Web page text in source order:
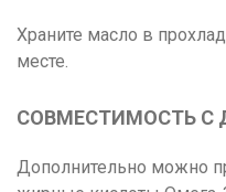
Храните масло в
месте.
СОВМЕСТИМОСТЬ С
Дополнительно можно